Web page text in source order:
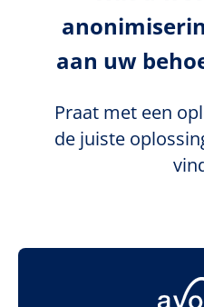
aan uw
Praat met een
de juiste